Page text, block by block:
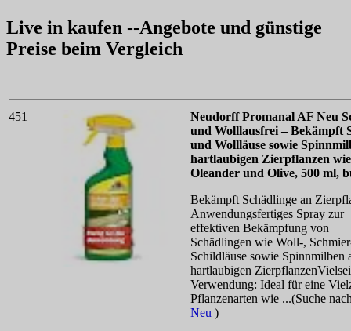
Live in kaufen --Angebote und günstige
Preise beim Vergleich
451
Neudorff Promanal AF Neu
und Wolllausfrei – Bekämpft
und Wollläuse sowie
hartlaubigen Zierpflanzen
Oleander und Olive, 500 ml,
Bekämpft Schädlinge an
Anwendungsfertiges Spray zur
effektiven Bekämpfung von
Schädlingen wie Woll-,
Schildläuse sowie Spinnmilben
hartlaubigen
Verwendung: Ideal für eine
Pflanzenarten wie ...(Suche
Neu )